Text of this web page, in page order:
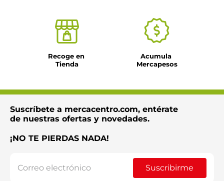
Enviar comentario
Recoge en
Tienda
Acumula
Mercapesos
Suscríbete a mercacentro.com, entérate
de nuestras ofertas y novedades.
¡NO TE PIERDAS NADA!
Suscribirme